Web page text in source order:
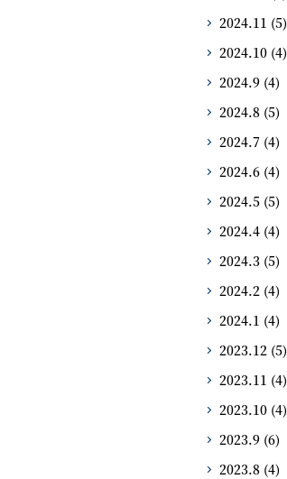
2024.11 (5)
2024.10 (4)
2024.9 (4)
2024.8 (5)
2024.7 (4)
2024.6 (4)
2024.5 (5)
2024.4 (4)
2024.3 (5)
2024.2 (4)
2024.1 (4)
2023.12 (5)
2023.11 (4)
2023.10 (4)
2023.9 (6)
2023.8 (4)